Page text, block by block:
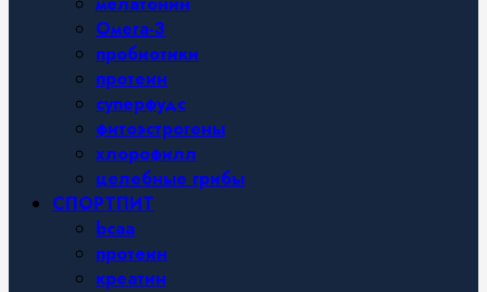
Омега-3
пробиотики
протеин
суперфудс
фитоэстрогены
хлорофилл
целебные грибы
СПОРТПИТ
bcaa
протеин
креатин